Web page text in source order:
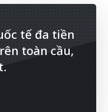
tế đa tiền
toàn cầu,